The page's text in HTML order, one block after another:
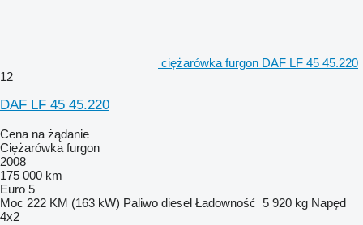
ciężarówka furgon DAF LF 45 45.220
12
DAF LF 45 45.220
Cena na żądanie
Ciężarówka furgon
2008
175 000 km
Euro 5
Moc 222 KM (163 kW) Paliwo diesel Ładowność 5 920 kg Napęd
4x2